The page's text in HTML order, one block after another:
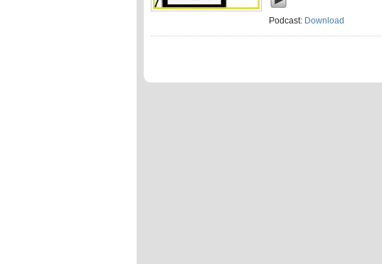
Podcast: Download